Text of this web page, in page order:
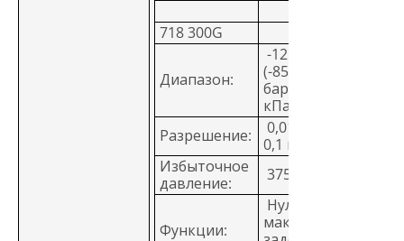
718 300G
Диапазон:
-12 - 300 PSI,
(-850 мбар - 20
бар, -85 - 2068,42
кПа)
Разрешение:
0,01 psi, 1 мбар,
0,1 кПа
Избыточное
давление:
375 PSI, 25 бар
Функции:
Нуль, минимум,
максимум,